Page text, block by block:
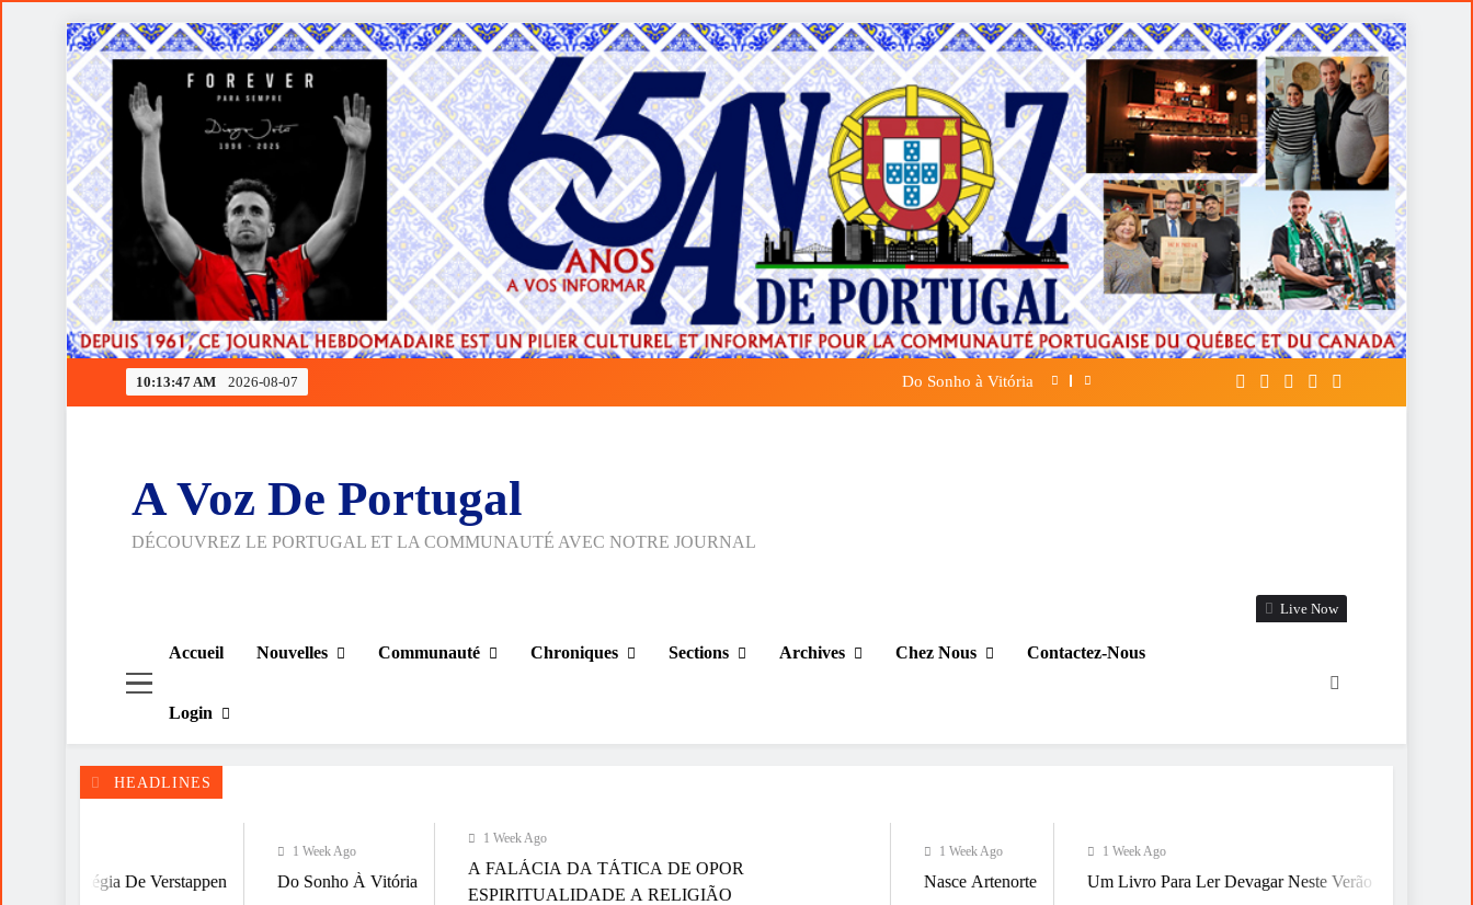
Skip
to
content
10:13:47 AM 2026-08-07
Ferrari rendida à estratégia de Verstappen Do Sonho à Vitória A FALÁCIA DA TÁTICA DE OPOR
A Voz De Portugal
DÉCOUVREZ LE PORTUGAL ET LA COMMUNAUTÉ AVEC NOTRE JOURNAL
Accueil Nouvelles Communauté Chroniques Sections Archives Chez Nous Contactez-Nous
Login
Live Now
HEADLINES
De Verstappen Do Sonho À Vitória
A FALÁCIA DA TÁTICA DE OPOR
ESPIRITUALIDADE A RELIGIÃO
Nasce Artenorte
1 Week Ago
Um Livro Para Ler Devagar Neste Verão Já Estamos A